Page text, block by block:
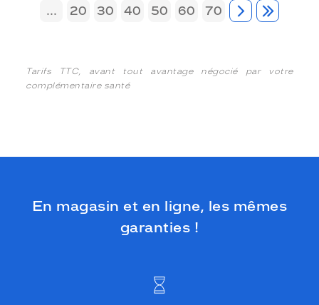
...
20 30 40 50 60 70
Tarifs TTC, avant tout avantage négocié par votre
complémentaire santé
En magasin et en ligne, les mêmes
garanties !